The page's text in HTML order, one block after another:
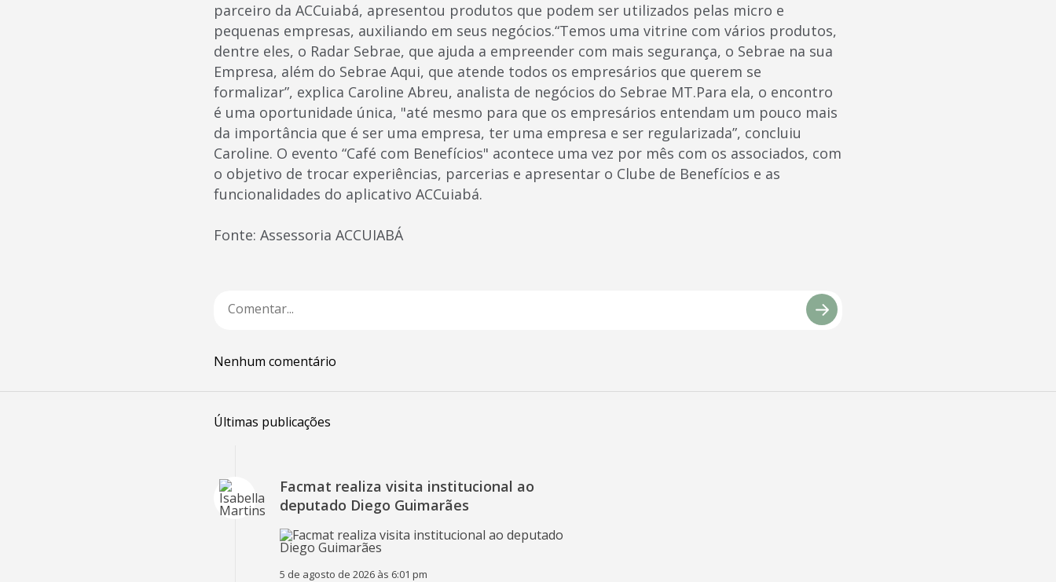
parceiro da ACCuiabá, apresentou produtos que podem ser utilizados pelas micro e
pequenas empresas, auxiliando em seus negócios.“Temos uma vitrine com vários produtos,
dentre eles, o Radar Sebrae, que ajuda a empreender com mais segurança, o Sebrae na sua
Empresa, além do Sebrae Aqui, que atende todos os empresários que querem se
formalizar”, explica Caroline Abreu, analista de negócios do Sebrae MT.Para ela, o encontro
é uma oportunidade única, "até mesmo para que os empresários entendam um pouco mais
da importância que é ser uma empresa, ter uma empresa e ser regularizada”, concluiu
Caroline. O evento “Café com Benefícios" acontece uma vez por mês com os associados, com
o objetivo de trocar experiências, parcerias e apresentar o Clube de Benefícios e as
funcionalidades do aplicativo ACCuiabá.
Fonte: Assessoria ACCUIABÁ
Nenhum comentário
Últimas publicações
Facmat realiza visita institucional ao
deputado Diego Guimarães
5 de agosto de 2026 às 6:01 pm